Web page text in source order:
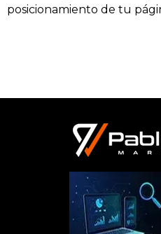
posicionamiento de tu